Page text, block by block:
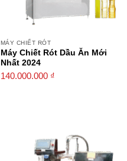
MÁY CHIẾT RÓT
Máy Chiết Rót Dầu Ăn Mới
Nhất 2024
140.000.000 ₫